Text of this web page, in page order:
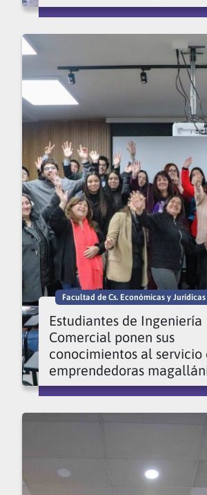
Facultad de Cs. Económicas y Jurídicas
Estudiantes de Ingeniería
Comercial ponen sus
conocimientos al servicio
emprendedoras